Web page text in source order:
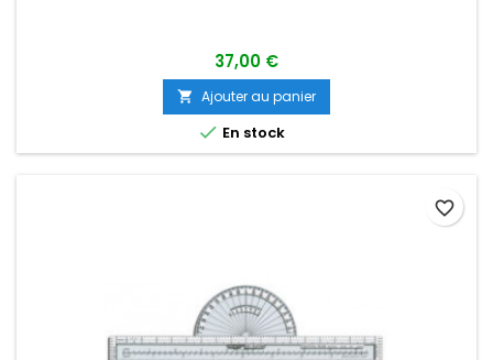
37,00 €
 Ajouter au panier
 En stock
favorite_border